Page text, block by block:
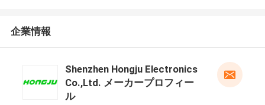
企業情報
Shenzhen Hongju Electronics
Co.,Ltd. メーカープロフィー
ル